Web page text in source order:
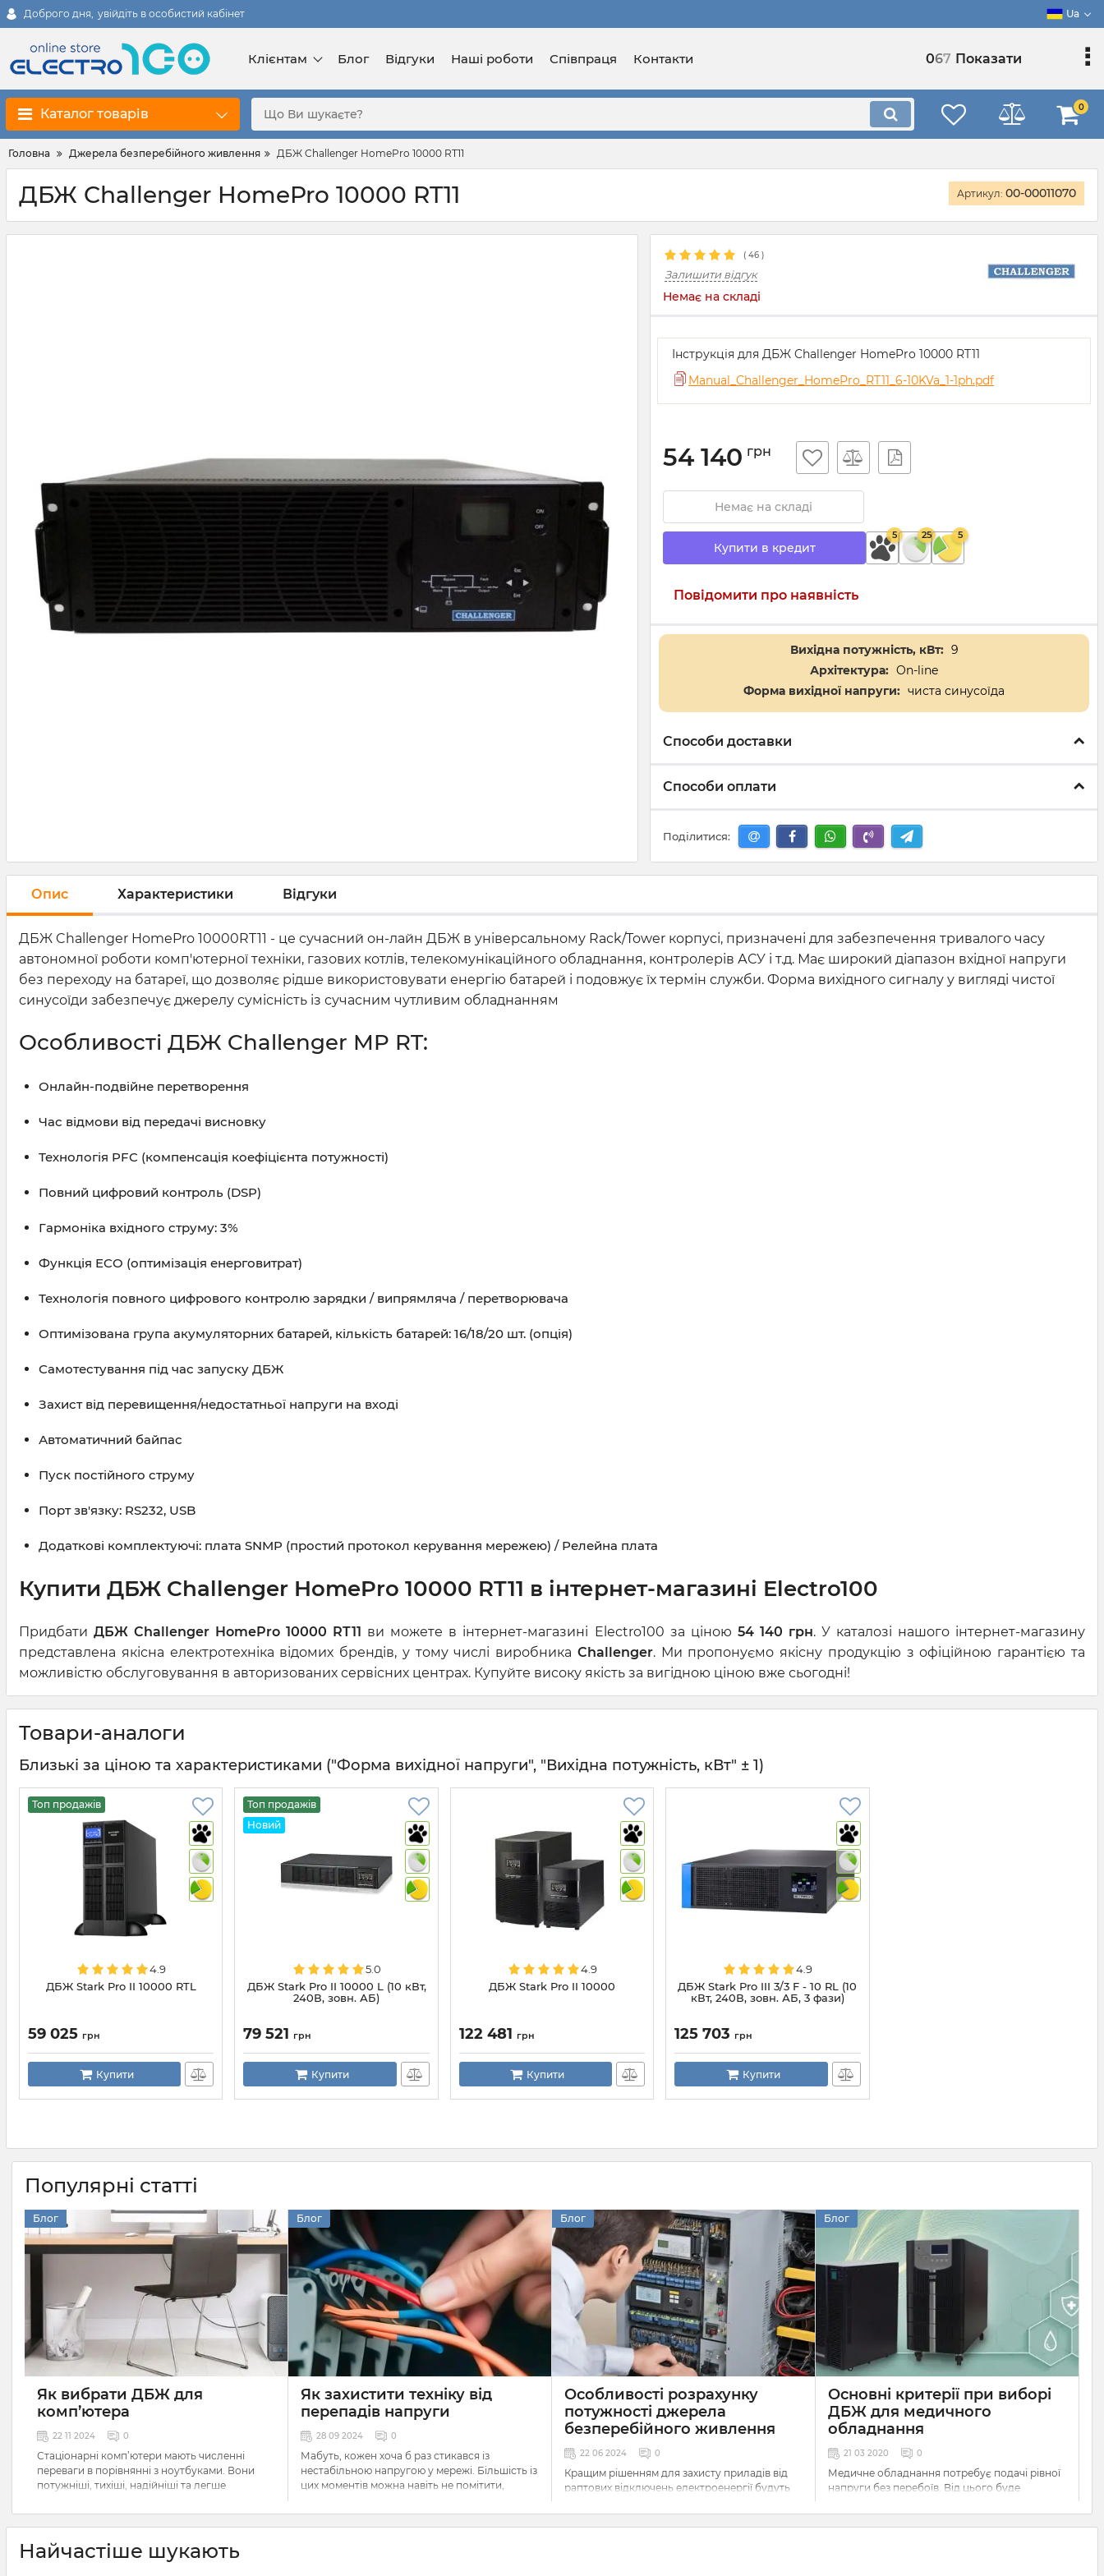
Доброго дня, увійдіть в особистий кабінет Ua
Клієнтам Блог Відгуки Наші роботи Співпраця Контакти 067 Показати
Каталог товарів 0
Головна Джерела безперебійного живлення ДБЖ Challenger HomePro 10000 RT11
ДБЖ Challenger HomePro 10000 RT11 Артикул: 00-00011070
( 46 )
Залишити відгук
Немає на складі
Інструкція для ДБЖ Challenger HomePro 10000 RT11
Manual_Challenger_HomePro_RT11_6-10KVa_1-1ph.pdf
54 140 грн
Немає на складі
Купити в кредит
5 25 5
Повідомити про наявність
Вихідна потужність, кВт: 9
Архітектура: On-line
Форма вихідної напруги: чиста синусоїда
Способи доставки
Способи оплати
Поділитися:
Опис Характеристики Відгуки
ДБЖ Challenger HomePro 10000RT11 - це сучасний он-лайн ДБЖ в універсальному Rack/Tower корпусі, призначені для забезпечення тривалого часу
автономної роботи комп'ютерної техніки, газових котлів, телекомунікаційного обладнання, контролерів АСУ і т.д. Має широкий діапазон вхідної напруги
без переходу на батареї, що дозволяє рідше використовувати енергію батарей і подовжує їх термін служби. Форма вихідного сигналу у вигляді чистої
синусоїди забезпечує джерелу сумісність із сучасним чутливим обладнанням
Особливості ДБЖ Challenger MP RT:
Онлайн-подвійне перетворення
Час відмови від передачі висновку
Технологія PFC (компенсація коефіцієнта потужності)
Повний цифровий контроль (DSP)
Гармоніка вхідного струму: 3%
Функція ECO (оптимізація енерговитрат)
Технологія повного цифрового контролю зарядки / випрямляча / перетворювача
Оптимізована група акумуляторних батарей, кількість батарей: 16/18/20 шт. (опція)
Самотестування під час запуску ДБЖ
Захист від перевищення/недостатньої напруги на вході
Автоматичний байпас
Пуск постійного струму
Порт зв'язку: RS232, USB
Додаткові комплектуючі: плата SNMP (простий протокол керування мережею) / Релейна плата
Купити ДБЖ Challenger HomePro 10000 RT11 в інтернет-магазині Electro100
ПридбатиДБЖ Challenger HomePro 10000 RT11 ви можете в інтернет-магазині Electro100 за ціною 54 140 грн. У каталозі нашого інтернет-магазину
представлена якісна електротехніка відомих брендів, у тому числі виробника Challenger. Ми пропонуємо якісну продукцію з офіційною гарантією та
можливістю обслуговування в авторизованих сервісних центрах. Купуйте високу якість за вигідною ціною вже сьогодні!
Товари-аналоги
Близькі за ціною та характеристиками ("Форма вихідної напруги", "Вихідна потужність, кВт" ± 1)
Топ продажів
4.9
ДБЖ Stark Pro II 10000 RTL
59 025 грн
Купити
Топ продажів
Новий
5.0
ДБЖ Stark Pro II 10000 L (10 кВт,
240В, зовн. АБ)
79 521 грн
Купити
4.9
ДБЖ Stark Pro II 10000
122 481 грн
Купити
4.9
ДБЖ Stark Pro III 3/3 F - 10 RL (10
кВт, 240В, зовн. АБ, 3 фази)
125 703 грн
Купити
Популярні статті
Блог
Як вибрати ДБЖ для
комп’ютера
22 11 2024 0
Стаціонарні комп’ютери мають численні
переваги в порівнянні з ноутбуками. Вони
потужніші, тихіші, надійніші та легше
зводяться до нуля, коли в електромережі
немає струму. Щобільше, навіть порівняно
малі коливання напруги можуть негативно
впливати на їх роботу, спричиняючи раптову
Блог
Як захистити техніку від
перепадів напруги
28 09 2024 0
Мабуть, кожен хоча б раз стикався із
нестабільною напругою у мережі. Більшість із
цих моментів можна навіть не помітити,
вплив на роботу приладів навколо нас, але
бувають і такі, що призводять до проблем.
Блог
Особливості розрахунку
потужності джерела
безперебійного живлення
22 06 2024 0
Кращим рішенням для захисту приладів від
раптових відключень електроенергії будуть
Вони швидко подають струм від
акумуляторів, забезпечуючи автономну
Блог
Основні критерії при виборі
ДБЖ для медичного
обладнання
21 03 2020 0
Медичне обладнання потребує подачі рівної
напруги без перебоїв. Від цього буде
роботи даних приладів. Тому ups для
медичного обладнання вибирається
Найчастіше шукають